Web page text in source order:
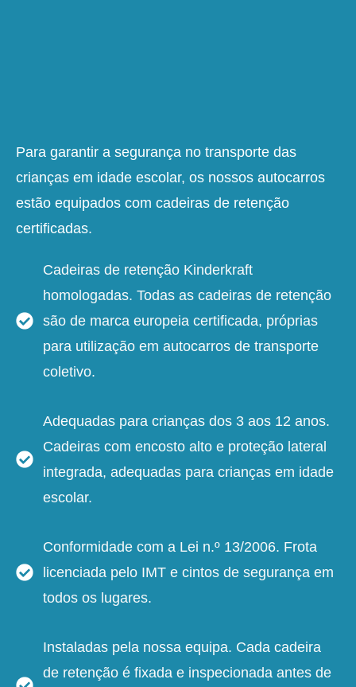
Para garantir a segurança no transporte das
crianças em idade escolar, os nossos autocarros
estão equipados com cadeiras de retenção
certificadas.
Cadeiras de retenção Kinderkraft
homologadas. Todas as cadeiras de retenção
são de marca europeia certificada, próprias
para utilização em autocarros de transporte
coletivo.
Adequadas para crianças dos 3 aos 12 anos.
Cadeiras com encosto alto e proteção lateral
integrada, adequadas para crianças em idade
escolar.
Conformidade com a Lei n.º 13/2006. Frota
licenciada pelo IMT e cintos de segurança em
todos os lugares.
Instaladas pela nossa equipa. Cada cadeira
de retenção é fixada e inspecionada antes de